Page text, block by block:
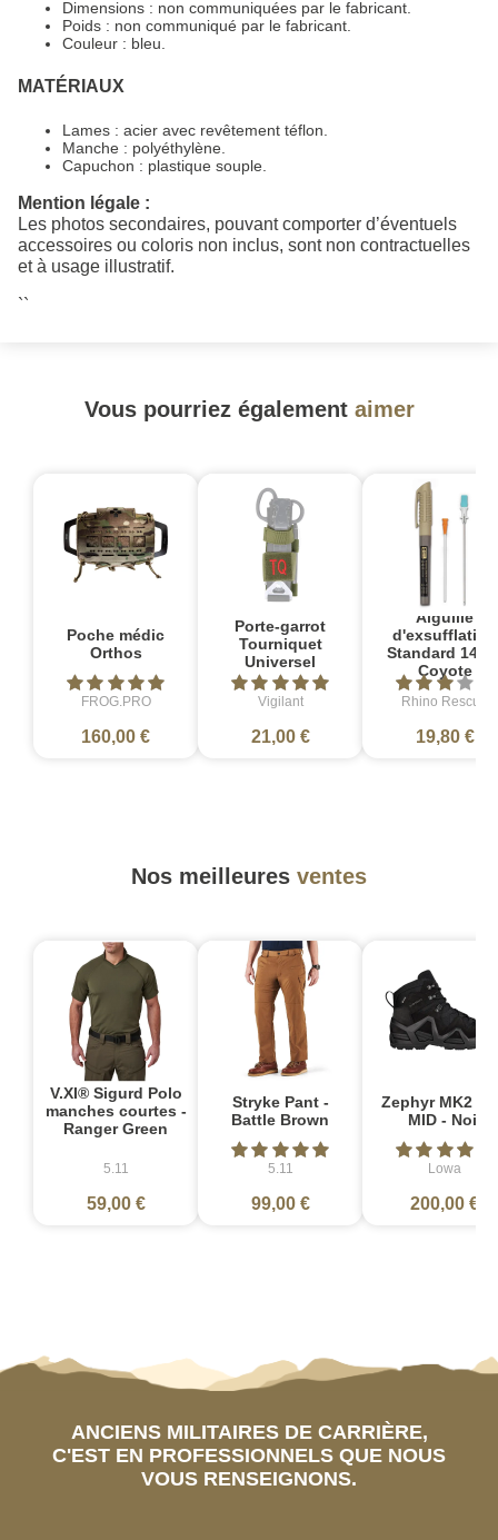
Dimensions : non communiquées par le fabricant.
Poids : non communiqué par le fabricant.
Couleur : bleu.
MATÉRIAUX
Lames : acier avec revêtement téflon.
Manche : polyéthylène.
Capuchon : plastique souple.
Mention légale :
Les photos secondaires, pouvant comporter d’éventuels
accessoires ou coloris non inclus, sont non contractuelles
et à usage illustratif.
``
Vous pourriez également aimer
Poche médic
Orthos
FROG.PRO
160,00 €
Porte-garrot
Tourniquet
Universel
Vigilant
21,00 €
Aiguille
d'exsufflation
Standard 14
Coyote
Rhino Rescue
19,80 €
Nos meilleures ventes
V.XI® Sigurd Polo
manches courtes -
Ranger Green
5.11
59,00 €
Stryke Pant -
Battle Brown
5.11
99,00 €
Zephyr MK2
MID - Noir
Lowa
200,00 €
ANCIENS MILITAIRES DE CARRIÈRE,
C'EST EN PROFESSIONNELS QUE NOUS
VOUS RENSEIGNONS.